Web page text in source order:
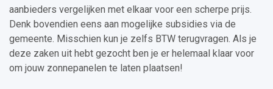
aanbieders vergelijken met elkaar voor een scherpe prijs.
Denk bovendien eens aan mogelijke subsidies via de
gemeente. Misschien kun je zelfs BTW terugvragen. Als je
deze zaken uit hebt gezocht ben je er helemaal klaar voor
om jouw zonnepanelen te laten plaatsen!